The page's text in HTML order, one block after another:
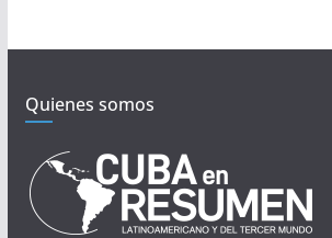
Quienes somos